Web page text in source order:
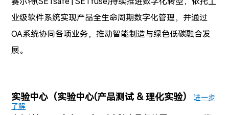
业级软件系统实现产品全生命周期数字化管理，并通过
OA系统协同各项业务，推动智能制造与绿色低碳融合发
展。
实验中心 （实验中心(产品测试 & 理化实验）
进一步
了解